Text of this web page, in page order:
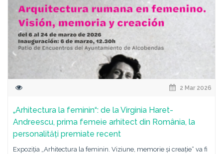
2 Mar 2026
„Arhitectura la feminin“: de la Virginia Haret-
Andreescu, prima femeie arhitect din România, la
personalități premiate recent
Expoziția „Arhitectura la feminin. Viziune, memorie și creație“ va fi